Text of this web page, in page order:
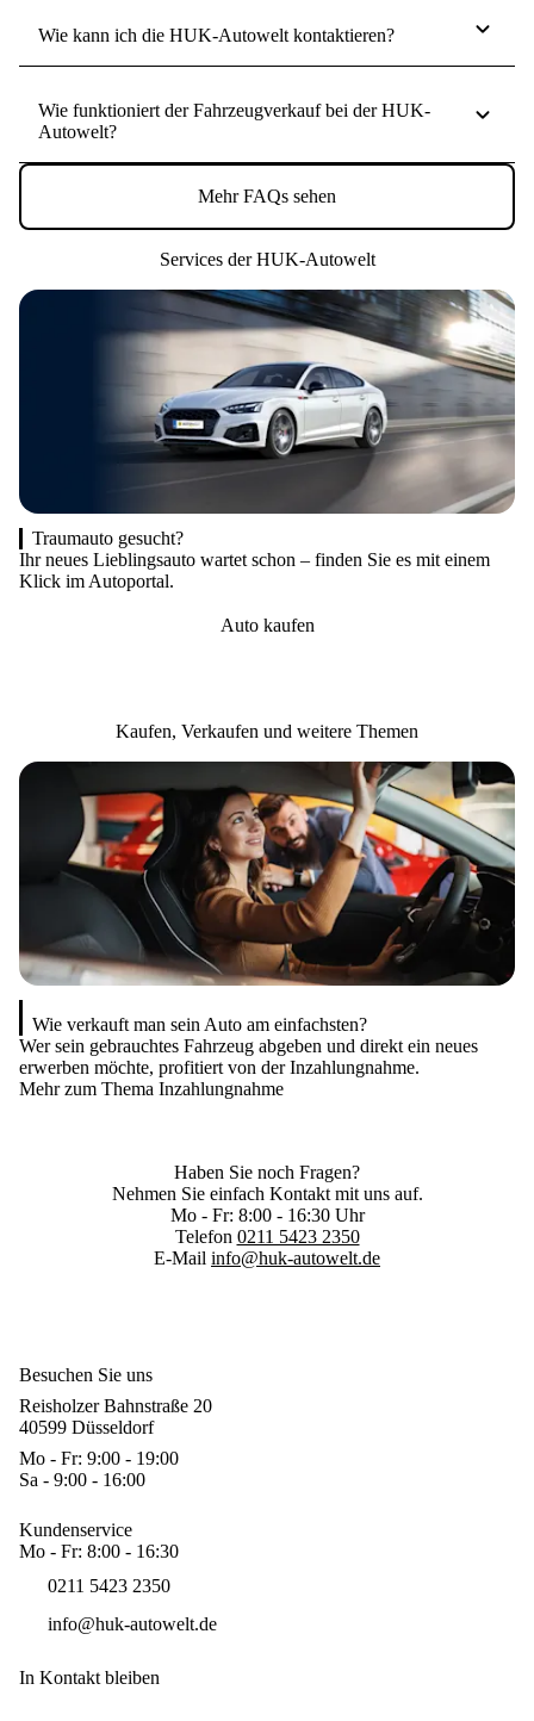
Wie kann ich die HUK-Autowelt kontaktieren?
Wie funktioniert der Fahrzeugverkauf bei der HUK-
Autowelt?
Mehr FAQs sehen
Services der HUK-Autowelt
Traumauto gesucht?
Ihr neues Lieblingsauto wartet schon – finden Sie es mit einem
Klick im Autoportal.
Auto kaufen
Kaufen, Verkaufen und weitere Themen
Wie verkauft man sein Auto am einfachsten?
Wer sein gebrauchtes Fahrzeug abgeben und direkt ein neues
erwerben möchte, profitiert von der Inzahlungnahme.
Mehr zum Thema Inzahlungnahme
Haben Sie noch Fragen?
Nehmen Sie einfach Kontakt mit uns auf.
Mo - Fr: 8:00 - 16:30 Uhr
Telefon 0211 5423 2350
E-Mail info@huk-autowelt.de
Besuchen Sie uns
Reisholzer Bahnstraße 20
40599 Düsseldorf
Mo - Fr: 9:00 - 19:00
Sa - 9:00 - 16:00
Kundenservice
Mo - Fr: 8:00 - 16:30
0211 5423 2350
info@huk-autowelt.de
In Kontakt bleiben